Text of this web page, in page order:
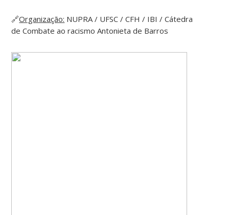
🔗Organização: NUPRA / UFSC / CFH / IBI / Cátedra
de Combate ao racismo Antonieta de Barros